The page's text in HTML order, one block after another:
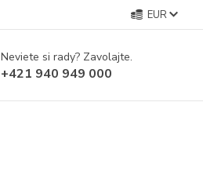
EUR
Neviete si rady? Zavolajte.
+421 940 949 000